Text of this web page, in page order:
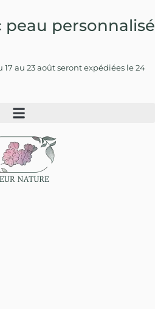
peau personnalisé
au 23 août seront expédiées le 24